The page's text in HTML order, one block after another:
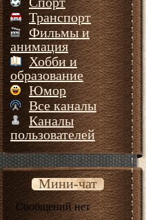
Транспорт
Фильмы и
анимация
Хобби и
образование
Юмор
Все каналы
Каналы
пользователей
Мини-чат